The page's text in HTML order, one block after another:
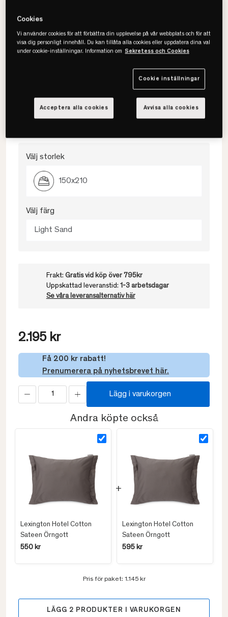
Hotel Cotton Sateen Påslakan
• Mjuka fina toner
• Exklusiv Satinkvalitet
• Finns matchande örngott
Välj storlek
150x210
Välj färg
Light Sand
Frakt: Gratis vid köp över 795kr
Uppskattad leveranstid: 1-3 arbetsdagar
Se våra leveransalternativ här
2.195 kr
Få 200 kr rabatt!
Prenumerera på nyhetsbrevet här.
Lägg i varukorgen
Andra köpte också
Lexington Hotel Cotton
Sateen Örngott
550 kr
Lexington Hotel Cotton
Sateen Örngott
595 kr
Pris för paket: 1.145 kr
LÄGG 2 PRODUKTER I VARUKORGEN
Cookies
Vi använder cookies för att förbättra din upplevelse på vår webbplats och för att
visa dig personligt innehåll. Du kan tillåta alla cookies eller uppdatera dina val
under cookie-inställningar. Information om Sekretess och Cookies
Cookie inställningar
Avvisa alla cookies
Acceptera alla cookies